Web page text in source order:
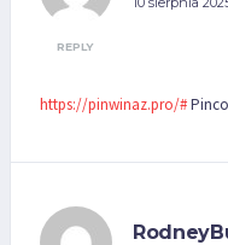
REPLY
https://pinwinaz.pro/#